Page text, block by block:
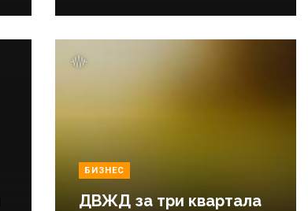
БИЗНЕС
ДВЖД за три квартала